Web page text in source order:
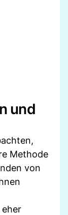
und
Methode
von
eher